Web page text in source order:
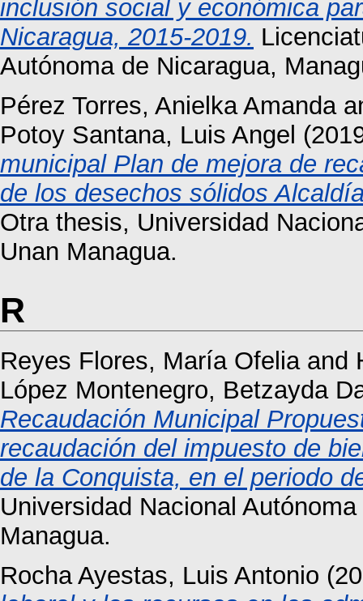
inclusión social y económica
Nicaragua, 2015-2019.
Autónoma de Nicaragua,
Pérez Torres, Anielka Amanda
Potoy Santana, Luis Angel
municipal Plan de mejora de
de los desechos sólidos
Otra thesis, Universidad
Unan Managua.
R
Reyes Flores, María Ofeliaand
López Montenegro, Betzayda
Recaudación Municipal
recaudación del impuesto de
de la Conquista, en el periodo
Universidad Nacional
Managua.
Rocha Ayestas, Luis Antonio